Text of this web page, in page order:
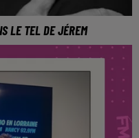
LE TEL DE JÉREM
2023 au Galaxie